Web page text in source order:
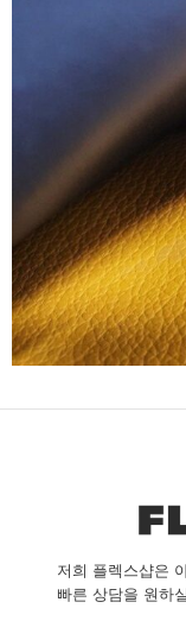
저희 플렉스샵은
빠른 상담을 원하